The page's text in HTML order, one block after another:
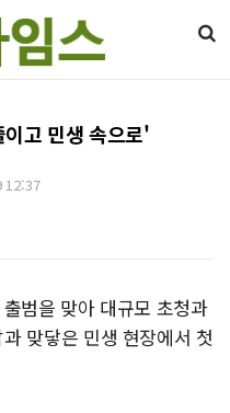
고 민생 속으로'
12:37
범을 맞아 대규모 초청과
맞닿은 민생 현장에서 첫